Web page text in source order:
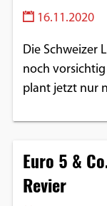
16.11.2020
Die Schweizer
noch
plant jetzt nur
Euro 5 &
Revier